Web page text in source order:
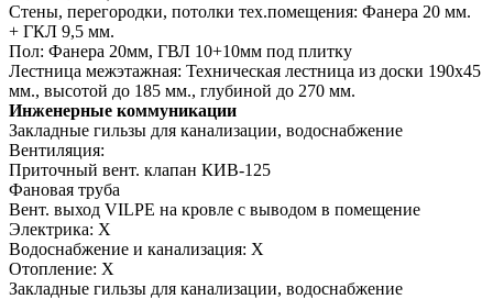
Стены, перегородки, потолки тех.помещения: Фанера 20 мм.
+ ГКЛ 9,5 мм.
Пол: Фанера 20мм, ГВЛ 10+10мм под плитку
Лестница межэтажная: Техническая лестница из доски 190х45
мм., высотой до 185 мм., глубиной до 270 мм.
Инженерные коммуникации
Закладные гильзы для канализации, водоснабжение
Вентиляция:
Приточный вент. клапан КИВ-125
Фановая труба
Вент. выход VILPE на кровле с выводом в помещение
Электрика: Х
Водоснабжение и канализация: Х
Отопление: Х
Закладные гильзы для канализации, водоснабжение